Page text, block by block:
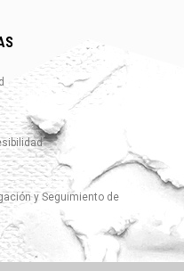
y Seguimiento de